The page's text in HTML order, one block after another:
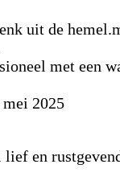
uit de
met een
mei 2025
en